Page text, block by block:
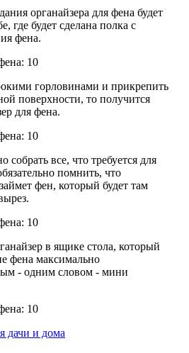
органайзера для фена будет
где будет сделана полка с
фена.
горловинами и прикрепить
поверхности, то получится
для фена.
все, что требуется для
помнить, что
фен, который будет там
в ящике стола, который
фена максимально
- одним словом - мини
дачи и дома